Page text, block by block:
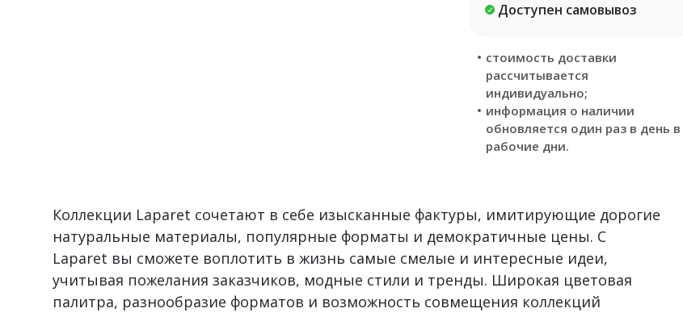
Доступен самовывоз
стоимость доставки
рассчитывается
индивидуально;
информация о наличии
обновляется один раз в день в
рабочие дни.
Коллекции Laparet сочетают в себе изысканные фактуры, имитирующие дорогие
натуральные материалы, популярные форматы и демократичные цены. С
Laparet вы сможете воплотить в жизнь самые смелые и интересные идеи,
учитывая пожелания заказчиков, модные стили и тренды. Широкая цветовая
палитра, разнообразие форматов и возможность совмещения коллекций